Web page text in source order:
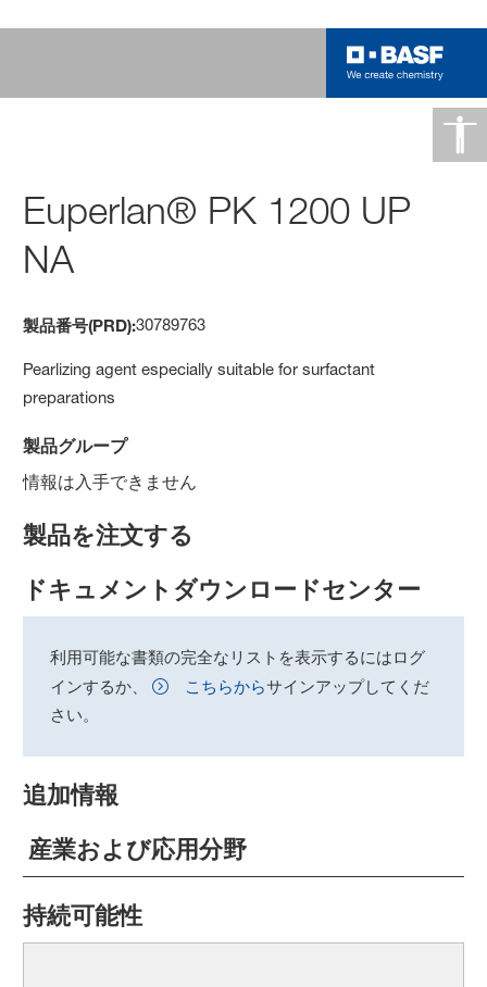
Euperlan® PK 1200 UP
NA
製品番号(PRD):30789763
Pearlizing agent especially suitable for surfactant
preparations
製品グループ
情報は入手できません
製品を注文する
ドキュメントダウンロードセンター
利用可能な書類の完全なリストを表示するにはログ
インするか、
こちらからサインアップしてくだ
さい。
追加情報
産業および応用分野
持続可能性